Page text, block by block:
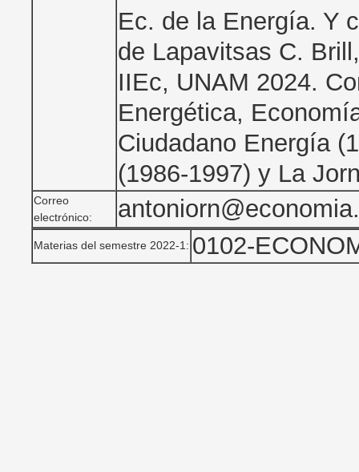
Ec. de la Energía. Y
de Lapavitsas C.
IIEc, UNAM 2024.
Energética,
Ciudadano Energía
(1986-1997) y La
Correo
electrónico:
Materias del semestre 2022-1: 0102-